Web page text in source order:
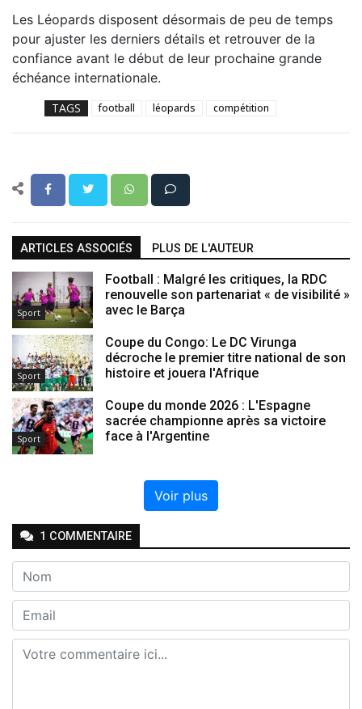
Les Léopards disposent désormais de peu de temps
pour ajuster les derniers détails et retrouver de la
confiance avant le début de leur prochaine grande
échéance internationale.
TAGS football léopards compétition
ARTICLES ASSOCIÉS PLUS DE L'AUTEUR
Sport
Football : Malgré les critiques, la RDC
renouvelle son partenariat « de visibilité »
avec le Barça
Sport
Coupe du Congo: Le DC Virunga
décroche le premier titre national de son
histoire et jouera l'Afrique
Sport
Coupe du monde 2026 : L'Espagne
sacrée championne après sa victoire
face à l'Argentine
Voir plus
1 COMMENTAIRE